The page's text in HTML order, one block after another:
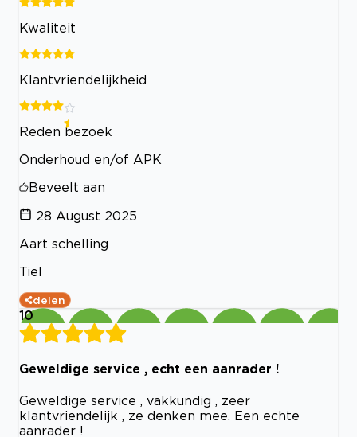
Kwaliteit
Klantvriendelijkheid
Reden bezoek
Onderhoud en/of APK
Beveelt aan
28 August 2025
Aart schelling
Tiel
delen
10
Geweldige service , echt een aanrader !
Geweldige service , vakkundig , zeer
klantvriendelijk , ze denken mee. Een echte
aanrader !